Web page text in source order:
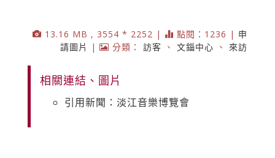
13.16 MB , 3554 * 2252 | 點閱：1236 | 申
請圖片
| 分類： 訪客 、 文錙中心 、 來訪
相關連結、圖片
引用新聞：淡江音樂博覽會